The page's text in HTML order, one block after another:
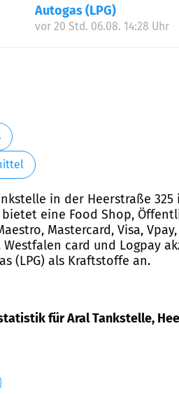
Autogas (LPG)
vor 20 Std. 06.08. 14:28 Uhr
in der Heerstraße
eine Food Shop,
Mastercard, Visa,
Westfalen card und Logpay
(LPG) als Kraftstoffe an.
für Aral Tankstelle,